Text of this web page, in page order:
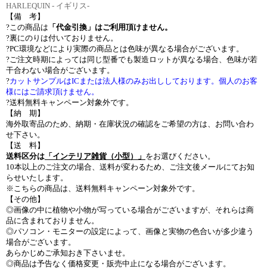
HARLEQUIN - イギリス-
【備 考】
?この商品は 「代金引換」はご利用頂けません。
?裏にのりは付いておりません。
?PC環境などにより実際の商品とは色味が異なる場合がございます。
?ご注文時期によっては同じ型番でも製造ロットが異なる場合、色味が若
干合わない場合がございます。
?カットサンプルはICまたは法人様のみお出ししております。個人のお客
様にはご請求頂けません。
?送料無料キャンペーン対象外です。
【納 期】
海外取寄品のため、納期・在庫状況の確認をご希望の方は、お問い合わ
せ下さい。
【送 料】
送料区分は 「インテリア雑貨（小型）」 をお選びください。
10本以上のご注文の場合、送料が変わるため、ご注文後メールにてお知
らせいたします。
※こちらの商品は、送料無料キャンペーン対象外です。
【その他】
◎画像の中に植物や小物が写っている場合がございますが、それらは商
品に含まれておりません。
◎パソコン・モニターの設定によって、画像と実物の色合いが多少違う
場合がございます。
あらかじめご承知おき下さいませ。
◎商品は予告なく価格変更・販売中止になる場合がございます。